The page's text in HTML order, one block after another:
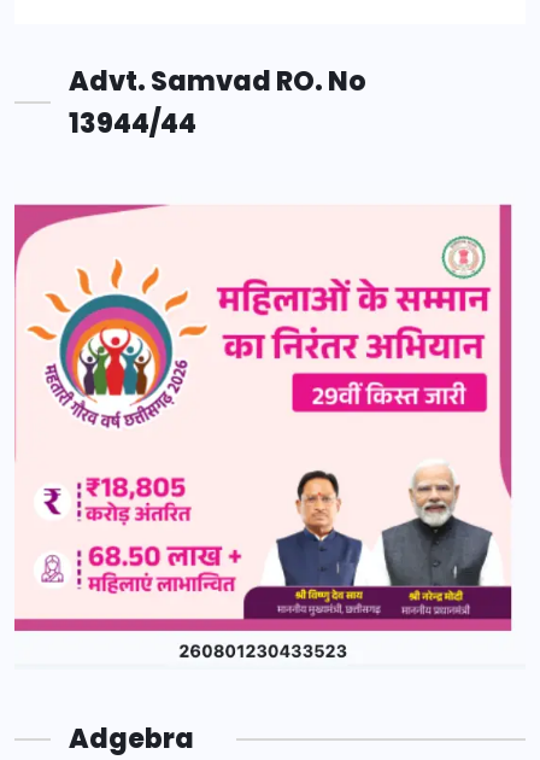
Advt. Samvad RO. No
13944/44
Adgebra